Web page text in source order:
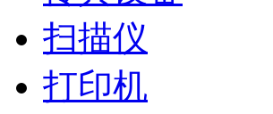
扫描仪
打印机